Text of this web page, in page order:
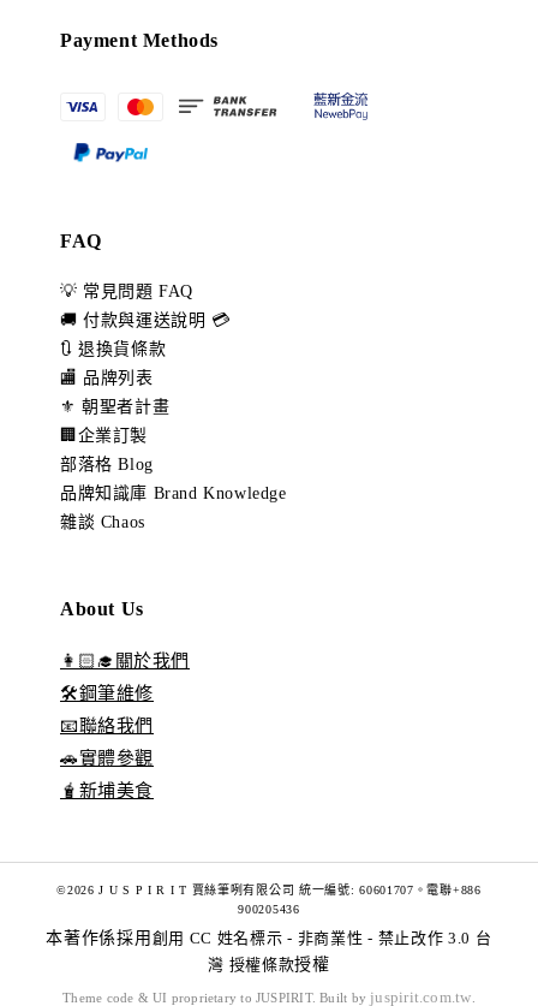
Payment Methods
FAQ
💡 常見問題 FAQ
🚚 付款與運送說明 💳
🔃 退換貨條款
🏬 品牌列表
⚜️ 朝聖者計畫
🏢企業訂製
部落格 Blog
品牌知識庫 Brand Knowledge
雜談 Chaos
About Us
👩🏻‍🎓關於我們
🛠️鋼筆維修
📧聯絡我們
🚗實體參觀
🧋新埔美食
©2026 J U S P I R I T 賈絲筆咧有限公司 統一編號: 60601707。電聯+886
900205436
本著作係採用 創用 CC 姓名標示 - 非商業性 - 禁止改作 3.0 台
灣 授權條款授權
Theme code & UI proprietary to JUSPIRIT. Built by juspirit.com.tw